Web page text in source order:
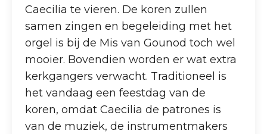
Caecilia te vieren. De koren zullen
samen zingen en begeleiding met het
orgel is bij de Mis van Gounod toch wel
mooier. Bovendien worden er wat extra
kerkgangers verwacht. Traditioneel is
het vandaag een feestdag van de
koren, omdat Caecilia de patrones is
van de muziek, de instrumentmakers